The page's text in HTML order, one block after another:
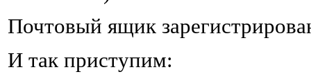
Почтовый ящик
И так приступим: